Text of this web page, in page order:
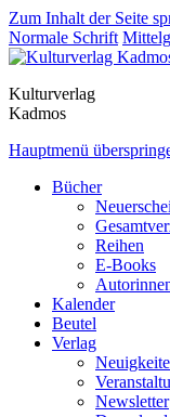
Zum Inhalt der Seite
Normale Schrift
Kulturverlag
Kadmos
Hauptmenü
Bücher
Reihen
E-Books
Kalender
Beutel
Verlag
Newsletter